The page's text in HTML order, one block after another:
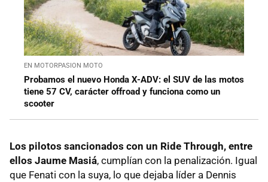
EN MOTORPASION MOTO
Probamos el nuevo Honda X-ADV: el SUV de las motos
tiene 57 CV, carácter offroad y funciona como un
scooter
Los pilotos sancionados con un Ride Through, entre
ellos Jaume Masiá, cumplían con la penalización. Igual
que Fenati con la suya, lo que dejaba líder a Dennis